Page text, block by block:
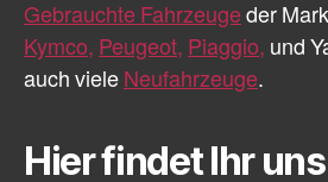
Gebrauchte Fahrzeugeder
Kymco, Peugeot, Piaggio, und
auch viele Neufahrzeuge.
Hier findet Ihr